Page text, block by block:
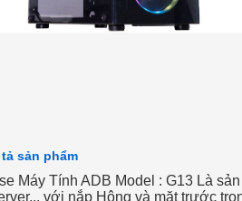
sản phẩm
Máy Tính ADB Model : G13 Là
với nắp Hông và mặt trước